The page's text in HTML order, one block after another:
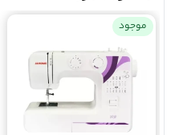
موجود